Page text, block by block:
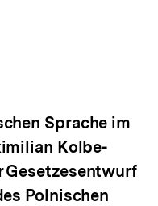
Sprache im
Kolbe-
Gesetzesentwurf
Polnischen